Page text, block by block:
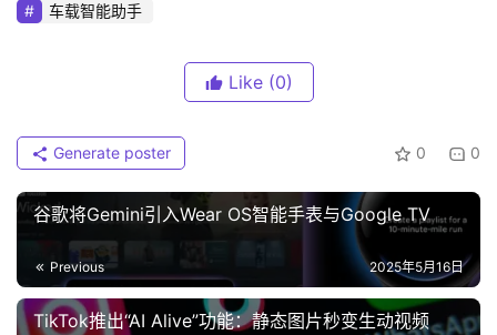
车载智能助手
Like (0)
0 0
Generate poster
谷歌将Gemini引入Wear OS智能手表与Google TV
Previous 2025年5月16日
TikTok推出“AI Alive”功能：静态图片秒变生动视频